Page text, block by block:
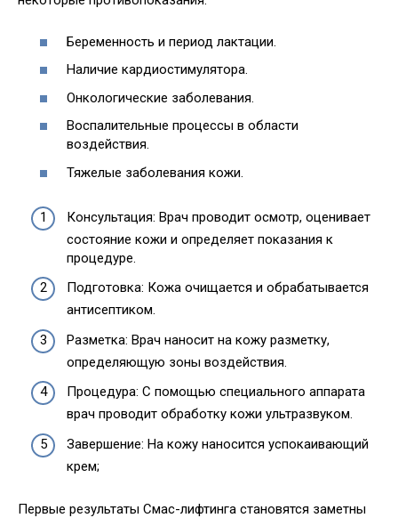
Беременность и период лактации.
Наличие кардиостимулятора.
Онкологические заболевания.
Воспалительные процессы в области
воздействия.
Тяжелые заболевания кожи.
Консультация: Врач проводит осмотр, оценивает
состояние кожи и определяет показания к
процедуре.
Подготовка: Кожа очищается и обрабатывается
антисептиком.
Разметка: Врач наносит на кожу разметку,
определяющую зоны воздействия.
Процедура: С помощью специального аппарата
врач проводит обработку кожи ультразвуком.
Завершение: На кожу наносится успокаивающий
крем;
Первые результаты Смас-лифтинга становятся заметны